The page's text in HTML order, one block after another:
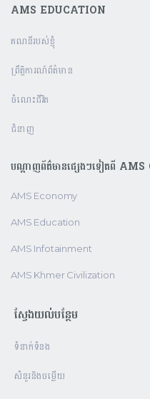
AMS EDUCATION
គណនី​របស់ខ្ញុំ
ព្រឹត្តិការណ៍ព័ត៌មាន
ចំណេះជីវិត
ជំនាញ
បណ្តាញព័ត៌មានផ្សេងៗទៀតពី AMS
AMS Economy
AMS Education
AMS Infotainment
AMS Khmer Civilization
ស្វែងយល់បន្ថែម
ទំនាក់ទំនង
សំនួរនិងចម្លើយ